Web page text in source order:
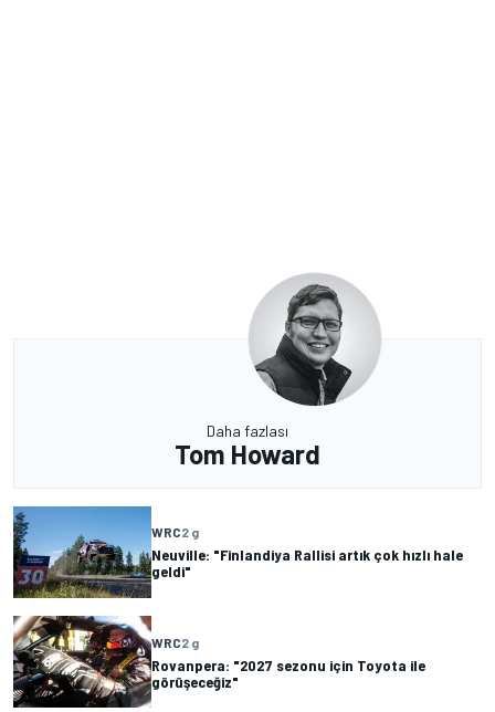
Daha fazlası
Tom Howard
WRC2 g
Neuville: "Finlandiya Rallisi artık çok hızlı hale
geldi"
WRC2 g
Rovanpera: "2027 sezonu için Toyota ile
görüşeceğiz"